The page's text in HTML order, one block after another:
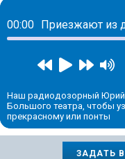
00:00
Наш радиодозорный Юрий
Большого театра, чтобы
прекрасному или понты
ЗАДАТЬ